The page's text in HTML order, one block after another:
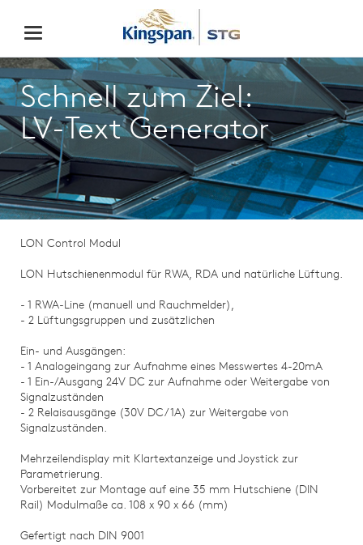
Schnell zum Ziel:
LV-Text Generator
LON Control Modul
LON Hutschienenmodul für RWA, RDA und natürliche Lüftung.
- 1 RWA-Line (manuell und Rauchmelder),
- 2 Lüftungsgruppen und zusätzlichen
Ein- und Ausgängen:
- 1 Analogeingang zur Aufnahme eines Messwertes 4-20mA
- 1 Ein-/Ausgang 24V DC zur Aufnahme oder Weitergabe von
Signalzuständen
- 2 Relaisausgänge (30V DC/1A) zur Weitergabe von
Signalzuständen.
Mehrzeilendisplay mit Klartextanzeige und Joystick zur
Parametrierung.
Vorbereitet zur Montage auf eine 35 mm Hutschiene (DIN
Rail) Modulmaße ca. 108 x 90 x 66 (mm)
Gefertigt nach DIN 9001